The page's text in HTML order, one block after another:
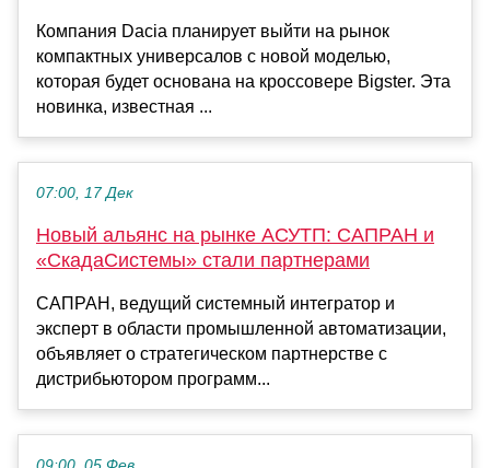
Компания Dacia планирует выйти на рынок
компактных универсалов с новой моделью,
которая будет основана на кроссовере Bigster. Эта
новинка, известная ...
07:00, 17 Дек
Новый альянс на рынке АСУТП: САПРАН и
«СкадаСистемы» стали партнерами
САПРАН, ведущий системный интегратор и
эксперт в области промышленной автоматизации,
объявляет о стратегическом партнерстве с
дистрибьютором программ...